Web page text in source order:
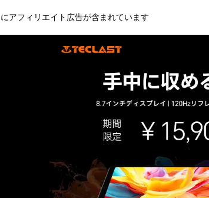
アフィリエイト広告が含まれています